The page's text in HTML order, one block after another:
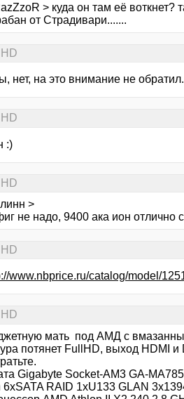
> куда он там её воткнет?
от Страдивари.......
нет, на это внимание не
:)
>
не надо, 9400 ака ион отлично
www.nbprice.ru/catalog/model/
мать под АМД с
потянет FullHD, выход HDMI и
Gigabyte Socket-AM3 GA-
6xSATA RAID 1xU133 GLAN